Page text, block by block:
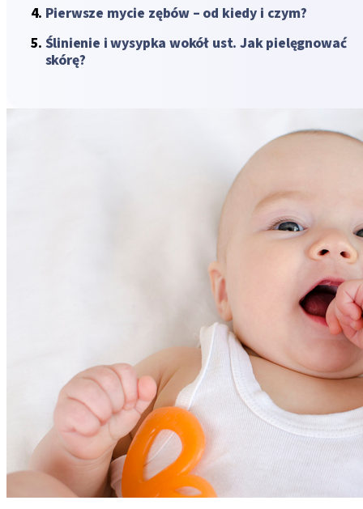
Pierwsze mycie zębów – od kiedy i czym?
Ślinienie i wysypka wokół ust. Jak pielęgnować
skórę?